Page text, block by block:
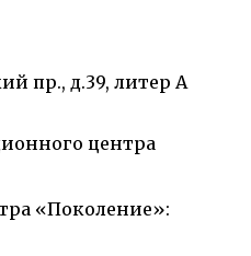
пр., д.39, литер А
центра
«Поколение»: